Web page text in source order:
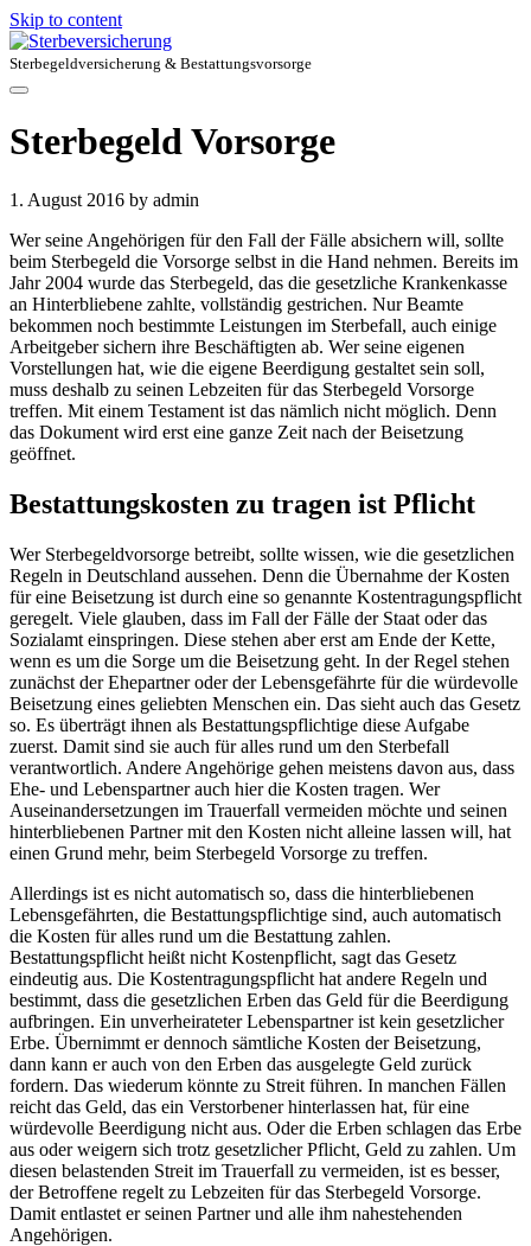
Skip to content
Sterbegeldversicherung & Bestattungsvorsorge
Sterbegeld Vorsorge
1. August 2016 by admin
Wer seine Angehörigen für den Fall der Fälle absichern will, sollte
beim Sterbegeld die Vorsorge selbst in die Hand nehmen. Bereits im
Jahr 2004 wurde das Sterbegeld, das die gesetzliche Krankenkasse
an Hinterbliebene zahlte, vollständig gestrichen. Nur Beamte
bekommen noch bestimmte Leistungen im Sterbefall, auch einige
Arbeitgeber sichern ihre Beschäftigten ab. Wer seine eigenen
Vorstellungen hat, wie die eigene Beerdigung gestaltet sein soll,
muss deshalb zu seinen Lebzeiten für das Sterbegeld Vorsorge
treffen. Mit einem Testament ist das nämlich nicht möglich. Denn
das Dokument wird erst eine ganze Zeit nach der Beisetzung
geöffnet.
Bestattungskosten zu tragen ist Pflicht
Wer Sterbegeldvorsorge betreibt, sollte wissen, wie die gesetzlichen
Regeln in Deutschland aussehen. Denn die Übernahme der Kosten
für eine Beisetzung ist durch eine so genannte Kostentragungspflicht
geregelt. Viele glauben, dass im Fall der Fälle der Staat oder das
Sozialamt einspringen. Diese stehen aber erst am Ende der Kette,
wenn es um die Sorge um die Beisetzung geht. In der Regel stehen
zunächst der Ehepartner oder der Lebensgefährte für die würdevolle
Beisetzung eines geliebten Menschen ein. Das sieht auch das Gesetz
so. Es überträgt ihnen als Bestattungspflichtige diese Aufgabe
zuerst. Damit sind sie auch für alles rund um den Sterbefall
verantwortlich. Andere Angehörige gehen meistens davon aus, dass
Ehe- und Lebenspartner auch hier die Kosten tragen. Wer
Auseinandersetzungen im Trauerfall vermeiden möchte und seinen
hinterbliebenen Partner mit den Kosten nicht alleine lassen will, hat
einen Grund mehr, beim Sterbegeld Vorsorge zu treffen.
Allerdings ist es nicht automatisch so, dass die hinterbliebenen
Lebensgefährten, die Bestattungspflichtige sind, auch automatisch
die Kosten für alles rund um die Bestattung zahlen.
Bestattungspflicht heißt nicht Kostenpflicht, sagt das Gesetz
eindeutig aus. Die Kostentragungspflicht hat andere Regeln und
bestimmt, dass die gesetzlichen Erben das Geld für die Beerdigung
aufbringen. Ein unverheirateter Lebenspartner ist kein gesetzlicher
Erbe. Übernimmt er dennoch sämtliche Kosten der Beisetzung,
dann kann er auch von den Erben das ausgelegte Geld zurück
fordern. Das wiederum könnte zu Streit führen. In manchen Fällen
reicht das Geld, das ein Verstorbener hinterlassen hat, für eine
würdevolle Beerdigung nicht aus. Oder die Erben schlagen das Erbe
aus oder weigern sich trotz gesetzlicher Pflicht, Geld zu zahlen. Um
diesen belastenden Streit im Trauerfall zu vermeiden, ist es besser,
der Betroffene regelt zu Lebzeiten für das Sterbegeld Vorsorge.
Damit entlastet er seinen Partner und alle ihm nahestehenden
Angehörigen.